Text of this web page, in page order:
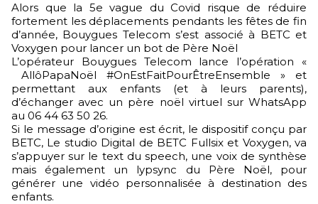
Alors que la 5e vague du Covid risque de réduire
fortement les déplacements pendants les fêtes de fin
d’année, Bouygues Telecom s’est associé à BETC et
Voxygen pour lancer un bot de Père Noël
L’opérateur Bouygues Telecom lance l’opération «
AllôPapaNoël #OnEstFaitPourÊtreEnsemble » et
permettant aux enfants (et à leurs parents),
d’échanger avec un père noël virtuel sur WhatsApp
au 06 44 63 50 26.
Si le message d’origine est écrit, le dispositif conçu par
BETC, Le studio Digital de BETC Fullsix et Voxygen, va
s’appuyer sur le text du speech, une voix de synthèse
mais également un lypsync du Père Noël, pour
générer une vidéo personnalisée à destination des
enfants.